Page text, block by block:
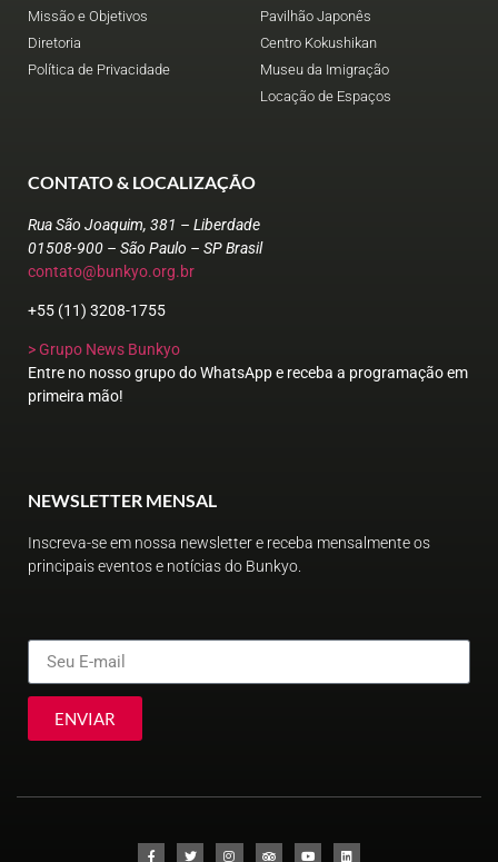
Missão e Objetivos
Diretoria
Política de Privacidade
Pavilhão Japonês
Centro Kokushikan
Museu da Imigração
Locação de Espaços
CONTATO & LOCALIZAÇÃO
Rua São Joaquim, 381 – Liberdade
01508-900 – São Paulo – SP Brasil
contato@bunkyo.org.br
+55 (11) 3208-1755
> Grupo News Bunkyo
Entre no nosso grupo do WhatsApp e receba a programação em
primeira mão!
NEWSLETTER MENSAL
Inscreva-se em nossa newsletter e receba mensalmente os
principais eventos e notícias do Bunkyo.
ENVIAR